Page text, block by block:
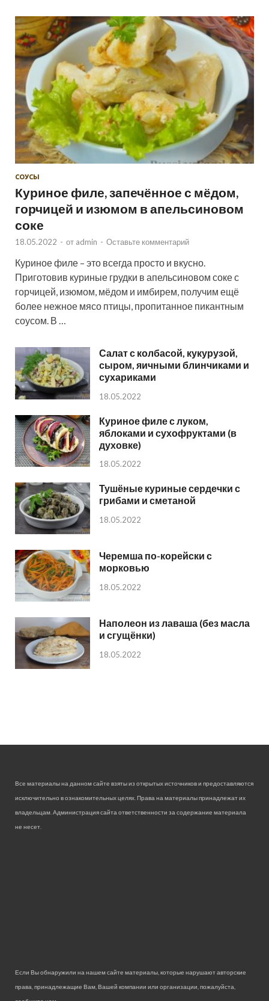
СОУСЫ
Куриное филе, запечённое с мёдом,
горчицей и изюмом в апельсиновом
соке
18.05.2022 - от admin - Оставьте комментарий
Куриное филе – это всегда просто и вкусно.
Приготовив куриные грудки в апельсиновом соке с
горчицей, изюмом, мёдом и имбирем, получим ещё
более нежное мясо птицы, пропитанное пикантным
соусом. В …
Салат с колбасой, кукурузой,
сыром, яичными блинчиками и
сухариками
18.05.2022
Куриное филе с луком,
яблоками и сухофруктами (в
духовке)
18.05.2022
Тушёные куриные сердечки с
грибами и сметаной
18.05.2022
Черемша по-корейски с
морковью
18.05.2022
Наполеон из лаваша (без масла
и сгущёнки)
18.05.2022
Все материалы на данном сайте взяты из открытых источников и предоставляются
исключительно в ознакомительных целях. Права на материалы принадлежат их
владельцам. Администрация сайта ответственности за содержание материала
не несет.
Если Вы обнаружили на нашем сайте материалы, которые нарушают авторские
права, принадлежащие Вам, Вашей компании или организации, пожалуйста,